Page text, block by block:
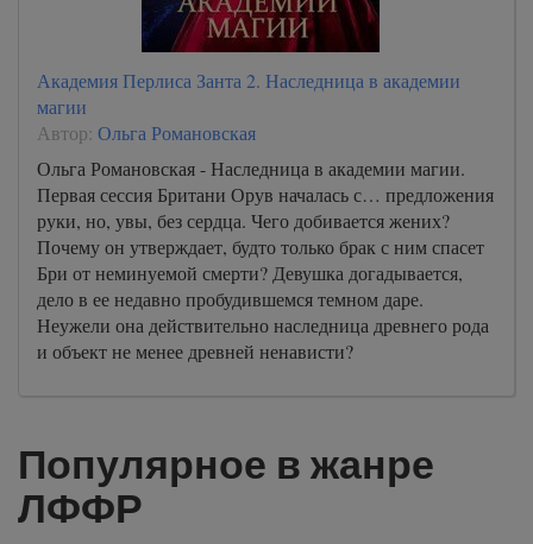
Академия Перлиса Занта 2. Наследница в академии
магии
Автор: Ольга Романовская
Ольга Романовская - Наследница в академии магии.
Первая сессия Британи Орув началась с… предложения
руки, но, увы, без сердца. Чего добивается жених?
Почему он утверждает, будто только брак с ним спасет
Бри от неминуемой смерти? Девушка догадывается,
дело в ее недавно пробудившемся темном даре.
Неужели она действительно наследница древнего рода
и объект не менее древней ненависти?
Популярное в жанре
ЛФФР